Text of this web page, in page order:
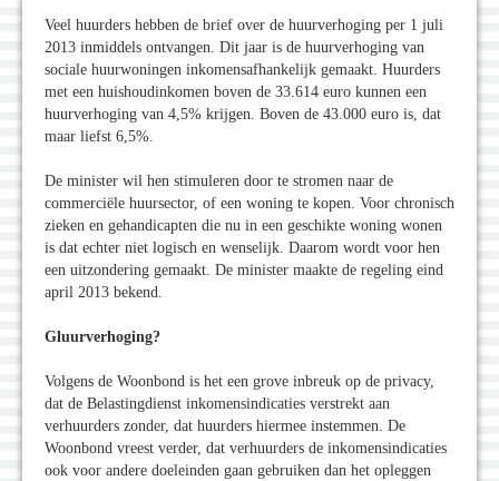
Veel huurders hebben de brief over de huurverhoging per 1 juli
2013 inmiddels ontvangen. Dit jaar is de huurverhoging van
sociale huurwoningen inkomensafhankelijk gemaakt. Huurders
met een huishoudinkomen boven de 33.614 euro kunnen een
huurverhoging van 4,5% krijgen. Boven de 43.000 euro is, dat
maar liefst 6,5%.
De minister wil hen stimuleren door te stromen naar de
commerciële huursector, of een woning te kopen. Voor chronisch
zieken en gehandicapten die nu in een geschikte woning wonen
is dat echter niet logisch en wenselijk. Daarom wordt voor hen
een uitzondering gemaakt. De minister maakte de regeling eind
april 2013 bekend.
Gluurverhoging?
Volgens de Woonbond is het een grove inbreuk op de privacy,
dat de Belastingdienst inkomensindicaties verstrekt aan
verhuurders zonder, dat huurders hiermee instemmen. De
Woonbond vreest verder, dat verhuurders de inkomensindicaties
ook voor andere doeleinden gaan gebruiken dan het opleggen